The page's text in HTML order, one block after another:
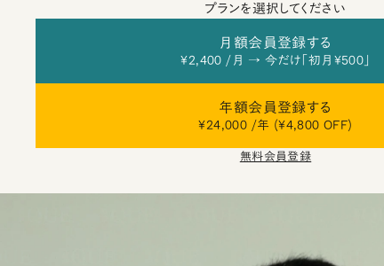
プランを選択してください
月額会員登録する
¥2,400 /月 → 今だけ「初月¥500」
年額会員登録する
¥24,000 /年 (¥4,800 OFF)
無料会員登録